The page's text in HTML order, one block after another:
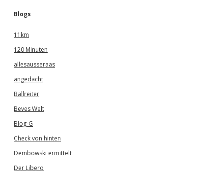
Blogs
11km
120 Minuten
allesausseraas
angedacht
Ballreiter
Beves Welt
Blog-G
Check von hinten
Dembowski ermittelt
Der Libero